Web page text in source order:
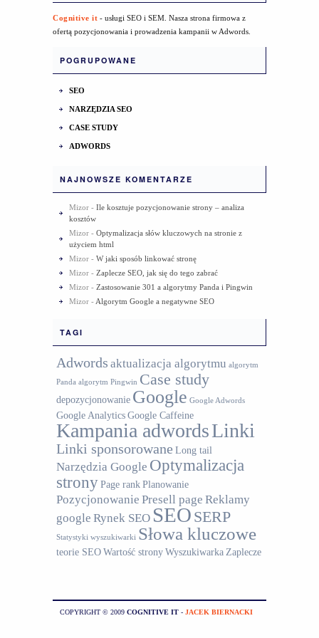
Cognitive it - usługi SEO i SEM. Nasza strona firmowa z
ofertą pozycjonowania i prowadzenia kampanii w Adwords.
POGRUPOWANE
SEO
NARZĘDZIA SEO
CASE STUDY
ADWORDS
NAJNOWSZE KOMENTARZE
Mizor - Ile kosztuje pozycjonowanie strony – analiza
kosztów
Mizor - Optymalizacja słów kluczowych na stronie z
użyciem html
Mizor - W jaki sposób linkować stronę
Mizor - Zaplecze SEO, jak się do tego zabrać
Mizor - Zastosowanie 301 a algorytmy Panda i Pingwin
Mizor - Algorytm Google a negatywne SEO
TAGI
Adwords aktualizacja algorytmu algorytm
Panda algorytm Pingwin Case study
depozycjonowanie Google Google Adwords
Google AnalyticsGoogle Caffeine
Kampania adwordsLinki
Linki sponsorowane Long tail
Narzędzia Google Optymalizacja
stronyPage rankPlanowanie
Pozycjonowanie Presell page Reklamy
google Rynek SEO SEO SERP
Statystyki wyszukiwarki Słowa kluczowe
teorie SEOWartość stronyWyszukiwarka Zaplecze
COPYRIGHT © 2009 COGNITIVE IT - JACEK BIERNACKI